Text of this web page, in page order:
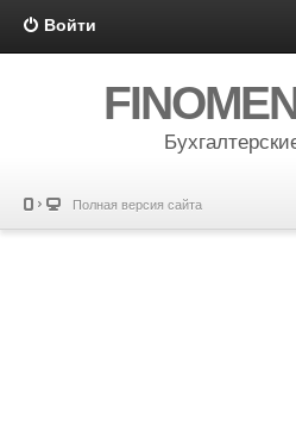
Войти
Полная версия сайта